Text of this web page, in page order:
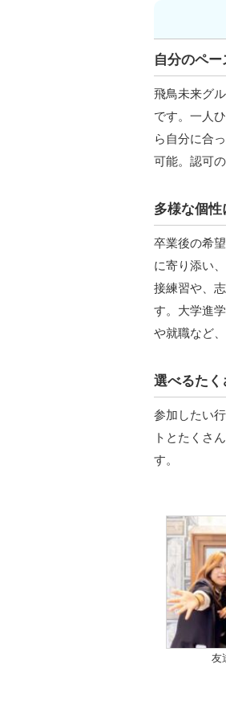
自分のペー
飛鳥未来グ
です。一人
ら自分に合
可能。認可
多様な個性
卒業後の希
に寄り添い
接練習や、
す。大学進
や就職など
選べるたく
参加したい
トとたくさ
す。
友